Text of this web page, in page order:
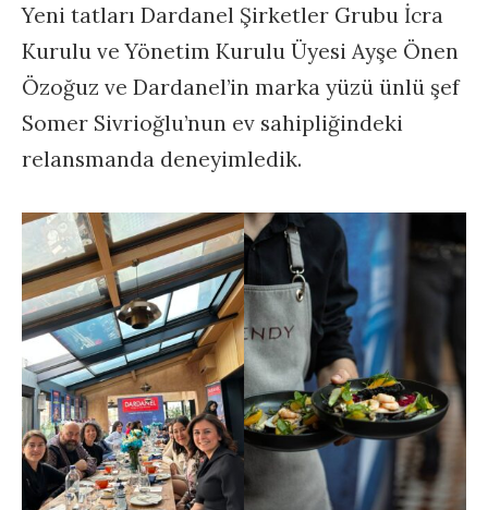
Yeni tatları Dardanel Şirketler Grubu İcra
Kurulu ve Yönetim Kurulu Üyesi Ayşe Önen
Özoğuz ve Dardanel’in marka yüzü ünlü şef
Somer Sivrioğlu’nun ev sahipliğindeki
relansmanda deneyimledik.